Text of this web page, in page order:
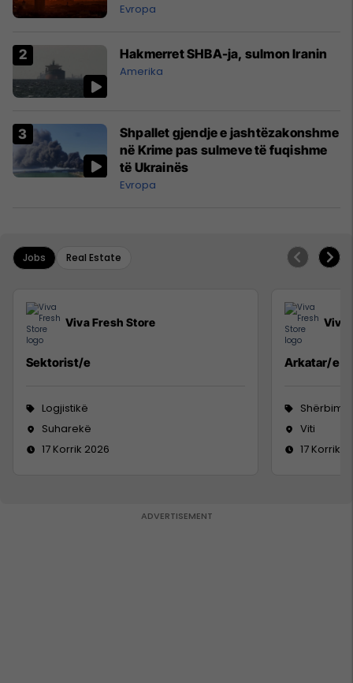
Evropa
Hakmerret SHBA-ja, sulmon Iranin
Amerika
Shpallet gjendje e jashtëzakonshme
në Krime pas sulmeve të fuqishme
të Ukrainës
Evropa
Jobs Real Estate
Viva Fresh Store
Sektorist/e
Logjistikë
Suharekë
17 Korrik 2026
Viva
Arkatar/e
Viti
17 Korrik